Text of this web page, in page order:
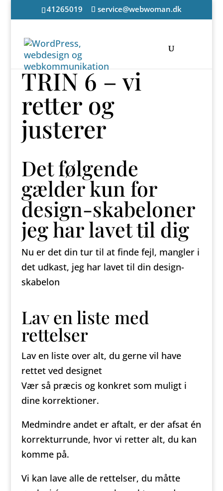
41265019 service@webwoman.dk
TRIN 6 – vi
retter og
justerer
Det følgende
gælder kun for
design-skabeloner
jeg har lavet til dig
Nu er det din tur til at finde fejl, mangler i
det udkast, jeg har lavet til din design-
skabelon
Lav en liste med
rettelser
Lav en liste over alt, du gerne vil have
rettet ved designet
Vær så præcis og konkret som muligt i
dine korrektioner.
Medmindre andet er aftalt, er der afsat én
korrekturrunde, hvor vi retter alt, du kan
komme på.
Vi kan lave alle de rettelser, du måtte